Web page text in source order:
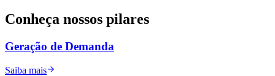
Conheça nossos pilares
Geração de Demanda
Saiba mais